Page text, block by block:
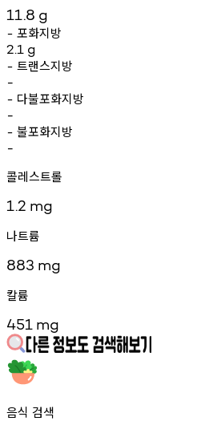
11.8 g
- 포화지방
2.1 g
- 트랜스지방
-
- 다불포화지방
-
- 불포화지방
-
콜레스트롤
1.2 mg
나트륨
883 mg
칼륨
451 mg
음식 검색